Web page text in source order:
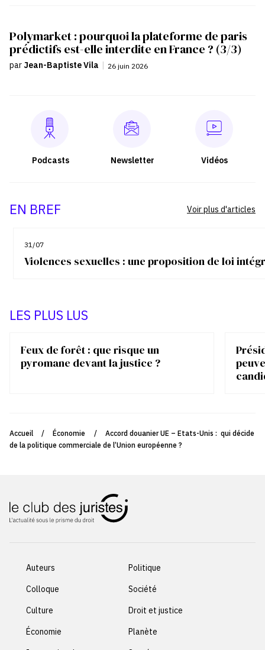
Polymarket : pourquoi la plateforme de paris
prédictifs est-elle interdite en France ? (3/3)
par Jean-Baptiste Vila | 26 juin 2026
Podcasts Newsletter Vidéos
EN BREF
31/07
Violences sexuelles : une proposition de loi
Voir plus d'articles
LES PLUS LUS
Feux de forêt : que risque un
pyromane devant la justice ?
Accueil / Économie /
Accord douanier UE – Etats-Unis : qui décide
de la politique commerciale de l’Union européenne ?
Auteurs
Colloque
Culture
Économie
Politique
Société
Droit et justice
Planète